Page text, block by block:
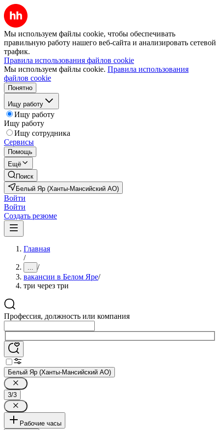
Мы используем файлы cookie, чтобы обеспечивать
правильную работу нашего веб-сайта и анализировать сетевой
трафик.
Правила использования файлов cookie
Мы используем файлы cookie. Правила использования
файлов cookie
Понятно
Ищу работу
Ищу работу
Ищу работу
Ищу сотрудника
Сервисы
Помощь
Ещё
Поиск
Белый Яр (Ханты-Мансийский АО)
Войти
Войти
Создать резюме
Главная
/
... /
вакансии в Белом Яре/
три через три
Профессия, должность или компания
Белый Яр (Ханты-Мансийский АО)
3/3
Рабочие часы